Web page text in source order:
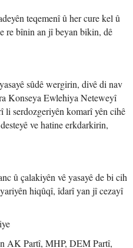
teqemenî û her cure kel û
re bînin an jî beyan bikin, dê
sûdê wergirin, divê di nav
Konseya Ewlehiya Neteweyî
serdozgeriyên komarî yên cihê
ve hatine erkdarkirin,
û çalakiyên vê yasayê de bi cih
hiqûqî, îdarî yan jî cezayî
AK Partî, MHP, DEM Partî,